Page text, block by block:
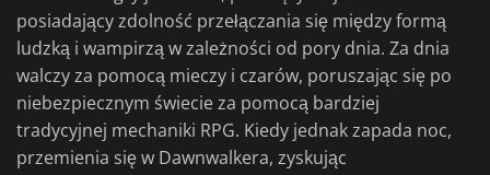
posiadający zdolność przełączania się między formą
ludzką i wampirzą w zależności od pory dnia. Za dnia
walczy za pomocą mieczy i czarów, poruszając się po
niebezpiecznym świecie za pomocą bardziej
tradycyjnej mechaniki RPG. Kiedy jednak zapada noc,
przemienia się w Dawnwalkera, zyskując